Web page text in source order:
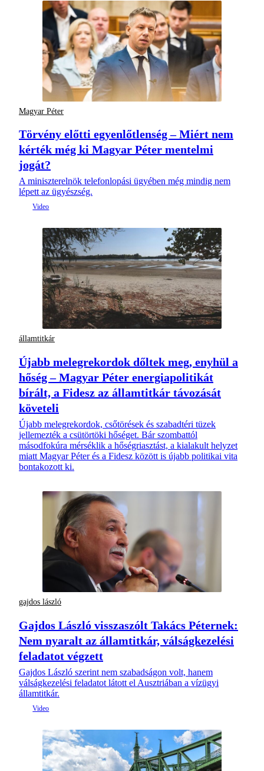
Magyar Péter
Törvény előtti egyenlőtlenség – Miért nem
kérték még ki Magyar Péter mentelmi
jogát?
A miniszterelnök telefonlopási ügyében még mindig nem
lépett az ügyészség.
államtitkár
Újabb melegrekordok dőltek meg, enyhül a
hőség – Magyar Péter energiapolitikát
bírált, a Fidesz az államtitkár távozását
követeli
Újabb melegrekordok, csőtörések és szabadtéri tüzek
jellemezték a csütörtöki hőséget. Bár szombattól
másodfokúra mérséklik a hőségriasztást, a kialakult helyzet
miatt Magyar Péter és a Fidesz között is újabb politikai vita
bontakozott ki.
gajdos lászló
Gajdos László visszaszólt Takács Péternek:
Nem nyaralt az államtitkár, válságkezelési
feladatot végzett
Gajdos László szerint nem szabadságon volt, hanem
válságkezelési feladatot látott el Ausztriában a vízügyi
államtitkár.